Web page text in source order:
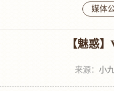
媒体
【魅惑
来源： 小